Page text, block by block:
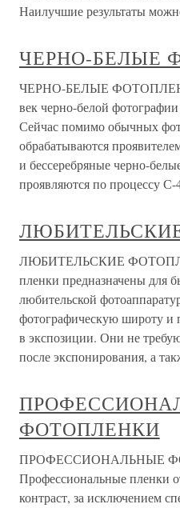
Наилучшие результаты
ЧЕРНО-БЕЛЫЕ
ЧЕРНО-БЕЛЫЕ
век черно-белой
Сейчас помимо обычных
обрабатываются
и бессеребряные черно-
проявляются по процессу С-
ЛЮБИТЕЛЬСКИЕ
пленки предназначены для
любительской
фотографическую широту и
в экспозиции. Они не
после экспонирования, а
ФОТОПЛЕНКИ
ПРОФЕССИОНАЛЬНЫЕ
Профессиональные пленки
контраст, за исключением